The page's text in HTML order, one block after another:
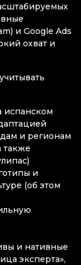
и Google Ads
охват и
испанском
и регионам
также
и
(об этом
и нативные
эксперта»,